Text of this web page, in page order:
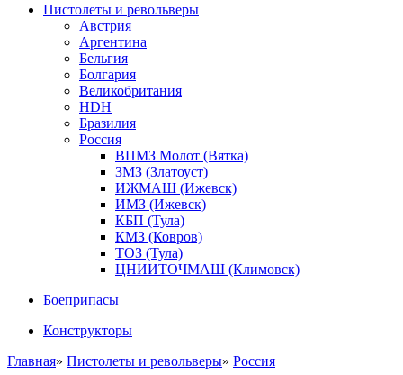
Пистолеты и револьверы
Австрия
Аргентина
Бельгия
Болгария
Великобритания
HDH
Бразилия
Россия
ВПМЗ Молот (Вятка)
ЗМЗ (Златоуст)
ИЖМАШ (Ижевск)
ИМЗ (Ижевск)
КБП (Тула)
КМЗ (Ковров)
ТОЗ (Тула)
ЦНИИТОЧМАШ (Климовск)
Боеприпасы
Конструкторы
Главная» Пистолеты и револьверы» Россия